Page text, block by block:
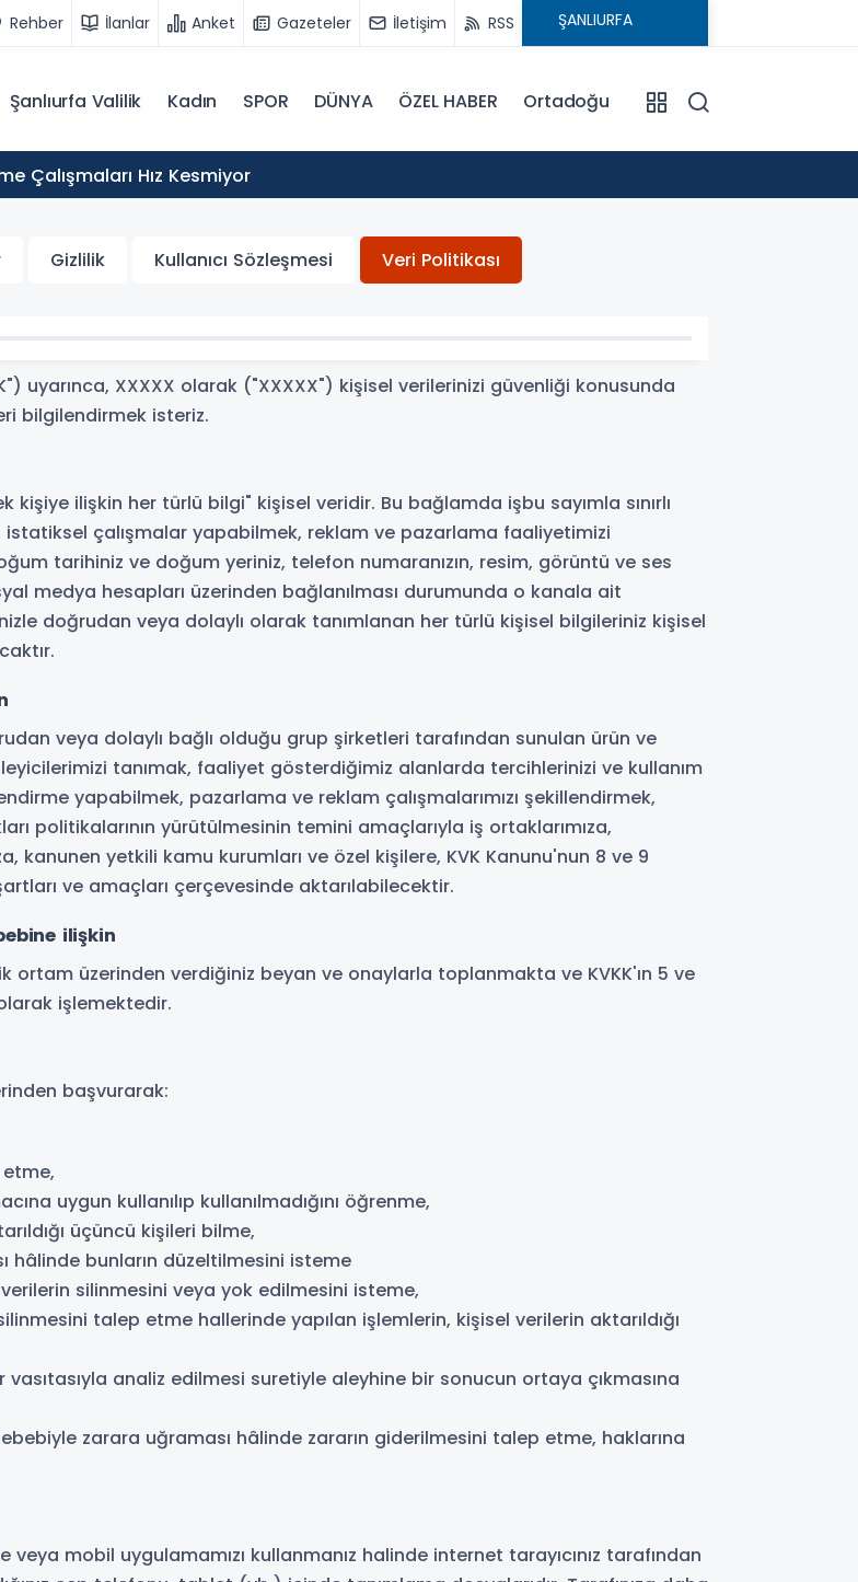
Rehber İlanlar Anket Gazeteler İletişim RSS
Şanlıurfa Valilik Kadın SPOR DÜNYA ÖZEL HABER Ortadoğu
Çalışmaları Hız Kesmiyor
Gizlilik Kullanıcı Sözleşmesi Veri Politikası
uyarınca, XXXXX olarak ("XXXXX") kişisel verilerinizi güvenliği konusunda
bilgilendirmek isteriz.
kişiye ilişkin her türlü bilgi" kişisel veridir. Bu bağlamda işbu sayımla sınırlı
çalışmalar yapabilmek, reklam ve pazarlama faaliyetimizi
tarihiniz ve doğum yeriniz, telefon numaranızın, resim, görüntü ve ses
medya hesapları üzerinden bağlanılması durumunda o kanala ait
doğrudan veya dolaylı olarak tanımlanan her türlü kişisel bilgileriniz kişisel
veya dolaylı bağlı olduğu grup şirketleri tarafından sunulan ürün ve
tanımak, faaliyet gösterdiğimiz alanlarda tercihlerinizi ve kullanım
yapabilmek, pazarlama ve reklam çalışmalarımızı şekillendirmek,
politikalarının yürütülmesinin temini amaçlarıyla iş ortaklarımıza,
kanunen yetkili kamu kurumları ve özel kişilere, KVK Kanunu'nun 8 ve 9
ve amaçları çerçevesinde aktarılabilecektir.
ilişkin
ortam üzerinden verdiğiniz beyan ve onaylarla toplanmakta ve KVKK'ın 5 ve
işlemektedir.
başvurarak:
uygun kullanılıp kullanılmadığını öğrenme,
üçüncü kişileri bilme,
hâlinde bunların düzeltilmesini isteme
silinmesini veya yok edilmesini isteme,
talep etme hallerinde yapılan işlemlerin, kişisel verilerin aktarıldığı
analiz edilmesi suretiyle aleyhine bir sonucun ortaya çıkmasına
zarara uğraması hâlinde zararın giderilmesini talep etme, haklarına
mobil uygulamamızı kullanmanız halinde internet tarayıcınız tarafından